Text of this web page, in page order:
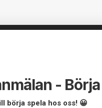
-
börja spela hos oss! 😀